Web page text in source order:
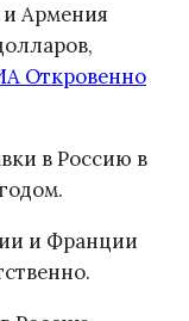
Армения
Откровенно
в Россию в
и Франции